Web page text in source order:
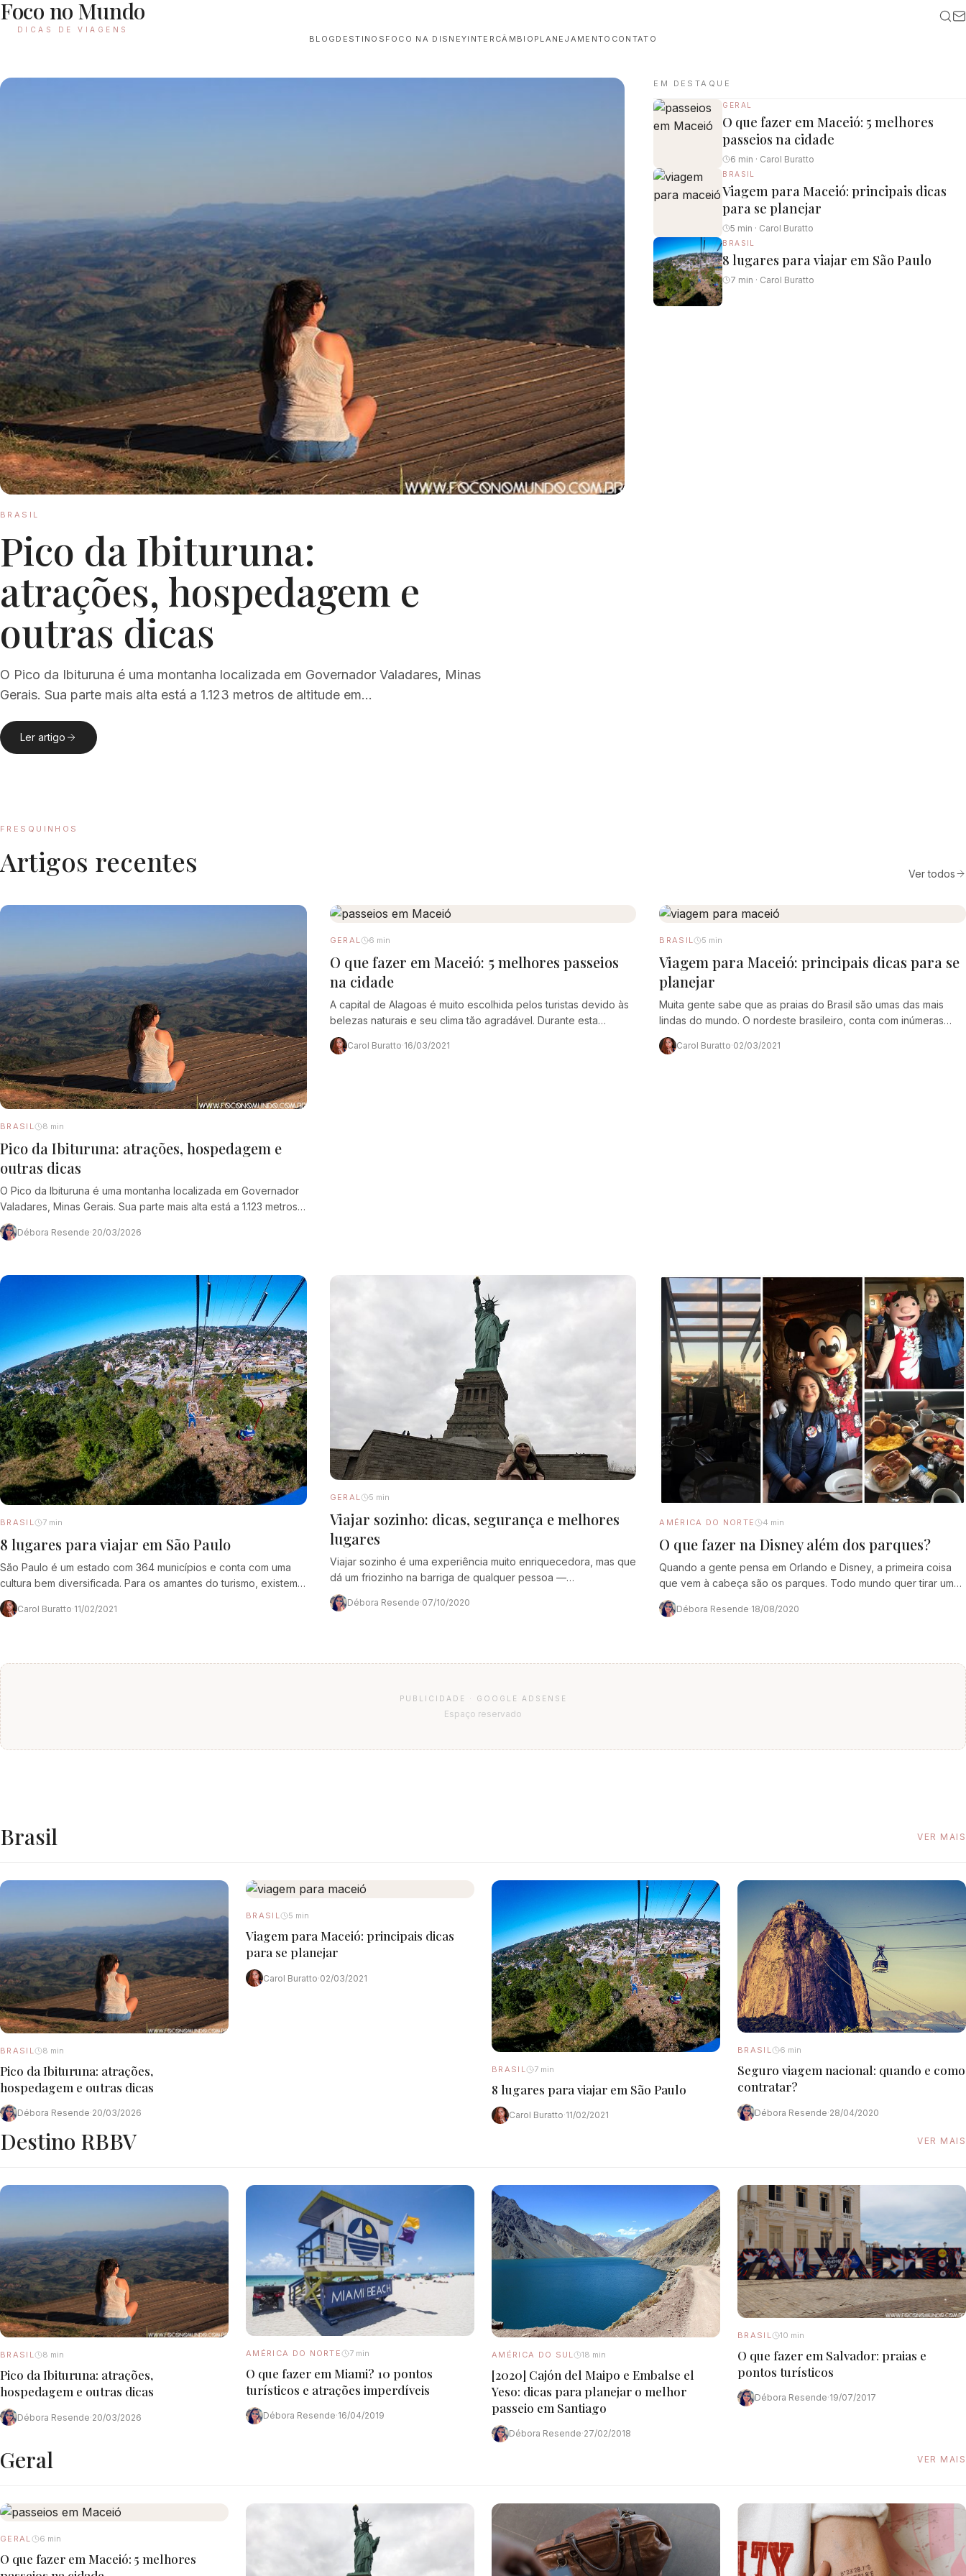
Foco no Mundo
DICAS DE VIAGENS
BLOG DESTINOS FOCO NA DISNEYINTERCÂMBIO PLANEJAMENTO CONTATO
BRASIL
Pico da Ibituruna:
atrações, hospedagem e
outras dicas
O Pico da Ibituruna é uma montanha localizada em Governador Valadares, Minas
Gerais. Sua parte mais alta está a 1.123 metros de altitude em…
Ler artigo
EM DESTAQUE
GERAL
O que fazer em Maceió: 5 melhores
passeios na cidade
6 min · Carol Buratto
BRASIL
Viagem para Maceió: principais dicas
para se planejar
5 min · Carol Buratto
BRASIL
8 lugares para viajar em São Paulo
7 min · Carol Buratto
FRESQUINHOS
Artigos recentes Ver todos
BRASIL 8 min
Pico da Ibituruna: atrações, hospedagem e
outras dicas
O Pico da Ibituruna é uma montanha localizada em Governador
Valadares, Minas Gerais. Sua parte mais alta está a 1.123 metros
de altitude em…
Débora Resende·20/03/2026
GERAL 6 min
O que fazer em Maceió: 5 melhores passeios
na cidade
A capital de Alagoas é muito escolhida pelos turistas devido às
belezas naturais e seu clima tão agradável. Durante esta
viagem, é possível conhecer…
Carol Buratto·16/03/2021
BRASIL 5 min
Viagem para Maceió: principais dicas para se
planejar
Muita gente sabe que as praias do Brasil são umas das mais
lindas do mundo. O nordeste brasileiro, conta com inúmeras
praias maravilhosas que…
Carol Buratto·02/03/2021
BRASIL 7 min
8 lugares para viajar em São Paulo
São Paulo é um estado com 364 municípios e conta com uma
cultura bem diversificada. Para os amantes do turismo, existem
diversas opções de…
Carol Buratto·11/02/2021
GERAL 5 min
Viajar sozinho: dicas, segurança e melhores
lugares
Viajar sozinho é uma experiência muito enriquecedora, mas que
dá um friozinho na barriga de qualquer pessoa —
principalmente se for a primeira vez.…
Débora Resende·07/10/2020
AMÉRICA DO NORTE 4 min
O que fazer na Disney além dos parques?
Quando a gente pensa em Orlando e Disney, a primeira coisa
que vem à cabeça são os parques. Todo mundo quer tirar uma
foto…
Débora Resende·18/08/2020
PUBLICIDADE · GOOGLE ADSENSE
Espaço reservado
Brasil VER MAIS
BRASIL 8 min
Pico da Ibituruna: atrações,
hospedagem e outras dicas
Débora Resende·20/03/2026
BRASIL 5 min
Viagem para Maceió: principais dicas
para se planejar
Carol Buratto·02/03/2021
BRASIL 7 min
8 lugares para viajar em São Paulo
Carol Buratto·11/02/2021
BRASIL 6 min
Seguro viagem nacional: quando e como
contratar?
Débora Resende·28/04/2020
Destino RBBV VER MAIS
BRASIL 8 min
Pico da Ibituruna: atrações,
hospedagem e outras dicas
Débora Resende·20/03/2026
AMÉRICA DO NORTE 7 min
O que fazer em Miami? 10 pontos
turísticos e atrações imperdíveis
Débora Resende·16/04/2019
AMÉRICA DO SUL 18 min
[2020] Cajón del Maipo e Embalse el
Yeso: dicas para planejar o melhor
passeio em Santiago
Débora Resende·27/02/2018
BRASIL 10 min
O que fazer em Salvador: praias e
pontos turísticos
Débora Resende·19/07/2017
Geral VER MAIS
GERAL 6 min
O que fazer em Maceió: 5 melhores